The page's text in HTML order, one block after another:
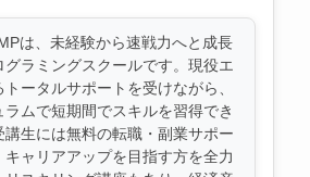
は、未経験から速戦力へと成長
グラミングスクールです。現役エ
ータルサポートを受けながら、
ムで短期間でスキルを習得でき
講生には無料の転職・副業サポー
キャリアアップを目指す方を全力